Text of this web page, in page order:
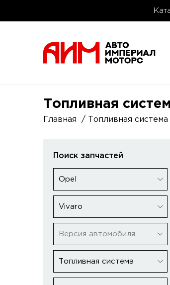
Топливная
Главная Топливная система
Поиск запчастей
Opel
Vivaro
Версия автомобиля
Топливная система